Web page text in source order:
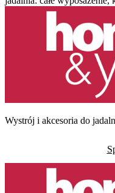
Wystrój i akcesoria do